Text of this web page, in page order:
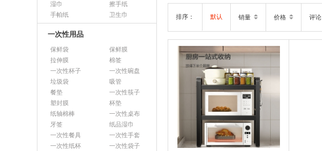
湿巾
擦手纸
手帕纸
卫生巾
一次性用品
保鲜袋
保鲜膜
拉伸膜
棉签
一次性杯子
一次性碗盘
垃圾袋
吸管
餐垫
一次性筷子
塑封膜
杯垫
纸轴棉棒
一次性桌布
牙签
纸品湿巾
一次性餐具
一次性手套
一次性纸杯
一次性袋子
排序： 默认 销量 价格 评论